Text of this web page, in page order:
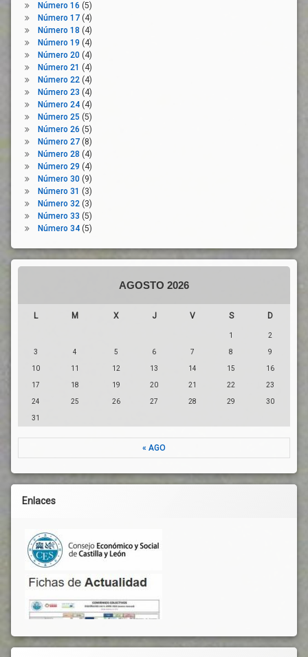
Organizaciones
Empresariales
Organizaciones
Sindicales
Plan
Prevención
Prórroga
Reactivación
Rebrote
Recuperación
Economica
Sistema
De
Salud
Tejido
Número 16 (5)
Número 17(4)
Número 18 (4)
Número 19 (4)
Número 20(4)
Número 21 (4)
Número 22(4)
Número 23 (4)
Número 24(4)
Número 25 (5)
Número 26 (5)
Número 27(8)
Número 28 (4)
Número 29 (4)
Número 30(9)
Número 31 (3)
Número 32(3)
Número 33 (5)
Número 34(5)
AGOSTO 2026
L M X J V S D
1 2
3 4 5 6 7 8 9
10 11 12 13 14 15 16
17 18 19 20 21 22 23
24 25 26 27 28 29 30
31
« AGO
Enlaces